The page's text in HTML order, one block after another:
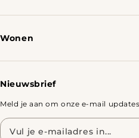
Wonen
Nieuwsbrief
Meld je aan om onze e-mail
E-
mailadres